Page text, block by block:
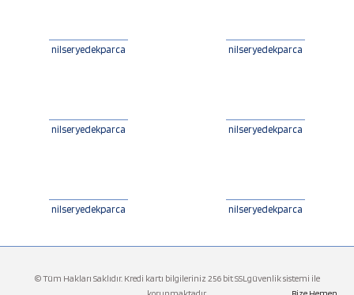
nilseryedekparca nilseryedekparca
nilseryedekparca nilseryedekparca
nilseryedekparca nilseryedekparca
© Tüm Hakları Saklıdır. Kredi kartı bilgileriniz 256 bit SSLgüvenlik sistemi ile